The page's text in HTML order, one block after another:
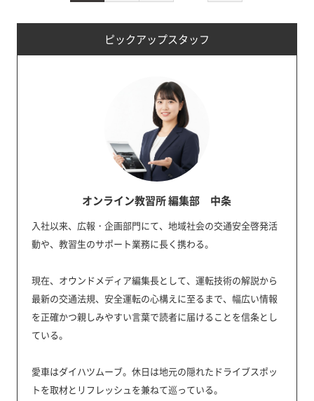
ピックアップスタッフ
オンライン教習所 編集部 中条
入社以来、広報・企画部門にて、地域社会の交通安全啓発活
動や、教習生のサポート業務に長く携わる。
現在、オウンドメディア編集長として、運転技術の解説から
最新の交通法規、安全運転の心構えに至るまで、幅広い情報
を正確かつ親しみやすい言葉で読者に届けることを信条とし
ている。
愛車はダイハツムーブ。休日は地元の隠れたドライブスポッ
トを取材とリフレッシュを兼ねて巡っている。